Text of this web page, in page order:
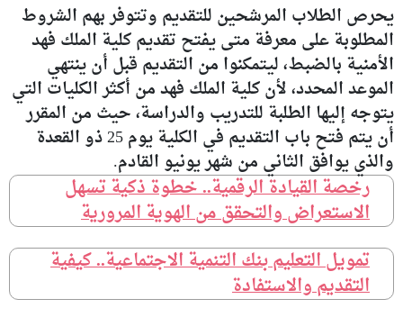
يحرص الطلاب المرشحين للتقديم وتتوفر بهم الشروط
المطلوبة على معرفة متى يفتح تقديم كلية الملك فهد
الأمنية بالضبط، ليتمكنوا من التقديم قبل أن ينتهي
الموعد المحدد، لأن كلية الملك فهد من أكثر الكليات التي
يتوجه إليها الطلبة للتدريب والدراسة، حيث من المقرر
أن يتم فتح باب التقديم في الكلية يوم 25 ذو القعدة
والذي يوافق الثاني من شهر يونيو القادم.
رخصة القيادة الرقمية.. خطوة ذكية تسهل
الاستعراض والتحقق من الهوية المرورية
تمويل التعليم بنك التنمية الاجتماعية.. كيفية
التقديم والاستفادة